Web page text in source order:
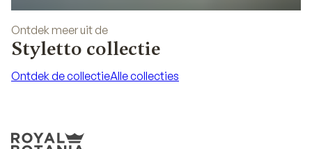
Ontdek meer uit de
Styletto collectie
Ontdek de collectieAlle collecties